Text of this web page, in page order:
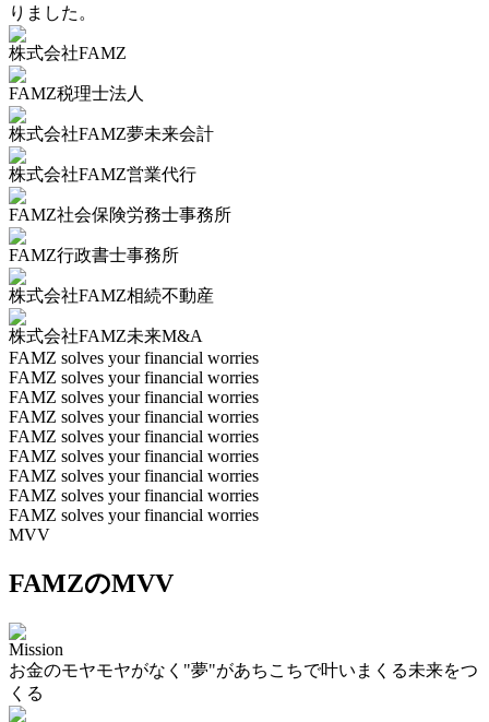
りました。
株式会社FAMZ
FAMZ税理士法人
株式会社FAMZ夢未来会計
株式会社FAMZ営業代行
FAMZ社会保険労務士事務所
FAMZ行政書士事務所
株式会社FAMZ相続不動産
株式会社FAMZ未来M&A
FAMZ solves your financial worries
FAMZ solves your financial worries
FAMZ solves your financial worries
FAMZ solves your financial worries
FAMZ solves your financial worries
FAMZ solves your financial worries
FAMZ solves your financial worries
FAMZ solves your financial worries
FAMZ solves your financial worries
MVV
FAMZのMVV
Mission
お金のモヤモヤがなく"夢"があちこちで叶いまくる未来をつ
くる